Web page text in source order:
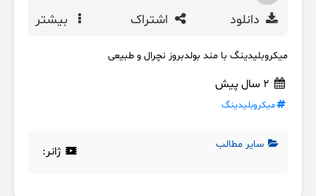
دانلود اشتراک بیشتر
میکروبلیدینگ با مند بولدبروز نچرال و طبیعی
میکروبلیدینگ
سایر مطالب ژانر: